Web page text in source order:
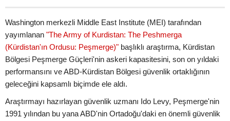
Washington merkezli Middle East Institute (MEI) tarafından
yayımlanan "The Army of Kurdistan: The Peshmerga
(Kürdistan'ın Ordusu: Peşmerge)" başlıklı araştırma, Kürdistan
Bölgesi Peşmerge Güçleri'nin askeri kapasitesini, son on yıldaki
performansını ve ABD-Kürdistan Bölgesi güvenlik ortaklığının
geleceğini kapsamlı biçimde ele aldı.
Araştırmayı hazırlayan güvenlik uzmanı Ido Levy, Peşmerge'nin
1991 yılından bu yana ABD'nin Ortadoğu'daki en önemli güvenlik